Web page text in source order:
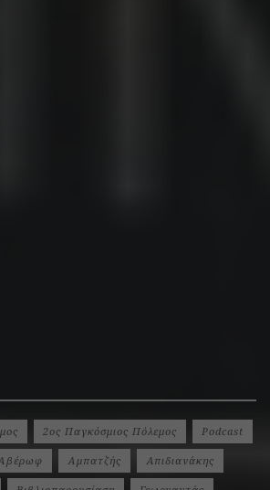
2ος Παγκόσμιος Πόλεμος Podcast
Αμπατζής Απιδιανάκης